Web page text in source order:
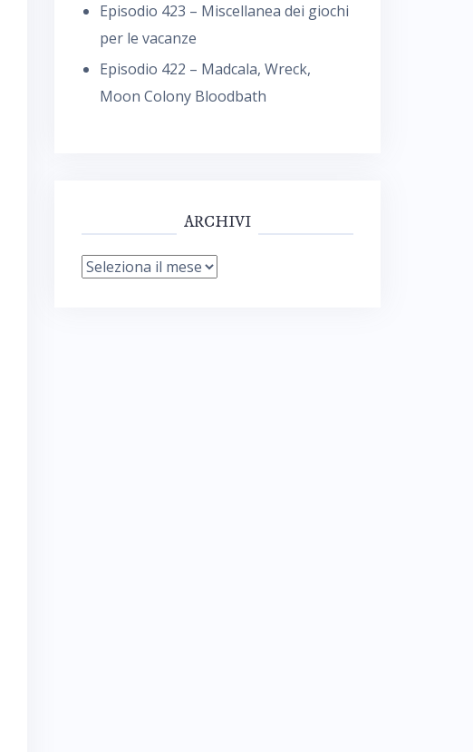
Episodio 423 – Miscellanea dei giochi
per le vacanze
Episodio 422 – Madcala, Wreck,
Moon Colony Bloodbath
ARCHIVI
Archivi